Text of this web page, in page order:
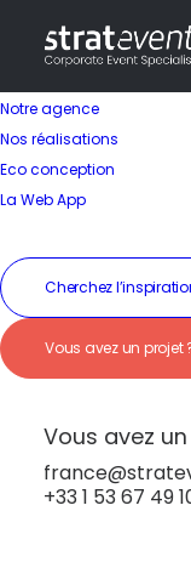
Notre agence
Nos réalisations
Eco conception
La Web App
Cherchez
Vous avez un projet
Vous avez
+33 1 53 67 49
Des
Balade à